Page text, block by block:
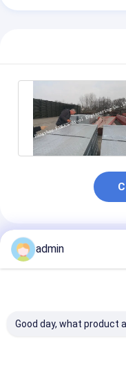
Produits
admin
Good day, what product